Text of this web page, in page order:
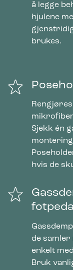
å legge
hjulene
brukes.
Sjekk én
hvis de
de samler
enkelt
Bruk